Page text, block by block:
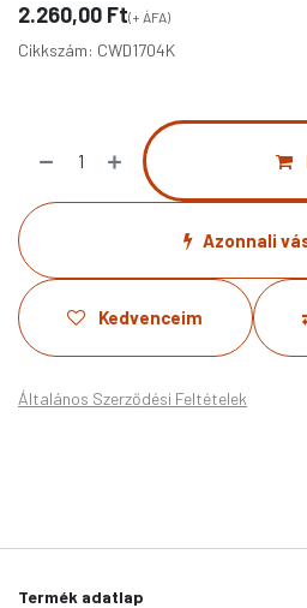
2.260,00 Ft(+ ÁFA)
Cikkszám: CWD1704K
Azonnali
Kedvenceim
Általános Szerződési Feltételek
Termék adatlap